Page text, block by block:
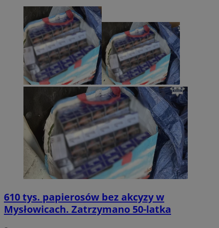
610 tys. papierosów bez akcyzy w
Mysłowicach. Zatrzymano 50-latka